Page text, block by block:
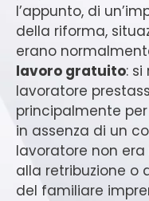
l’appunto, di
della riforma,
erano
lavoro gratuito:
lavoratore
principalmente
in assenza di un
lavoratore non
alla retribuzione o
del familiare